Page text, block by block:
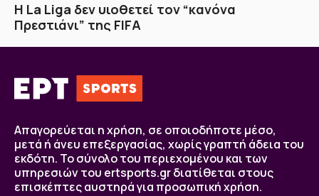
Η La Liga δεν υιοθετεί τον “κανόνα
Πρεστιάνι” της FIFA
Απαγορεύεται η χρήση, σε οποιοδήποτε μέσο,
μετά ή άνευ επεξεργασίας, χωρίς γραπτή άδεια του
εκδότη. Το σύνολο του περιεχομένου και των
υπηρεσιών του ertsports.gr διατίθεται στους
επισκέπτες αυστηρά για προσωπική χρήση.